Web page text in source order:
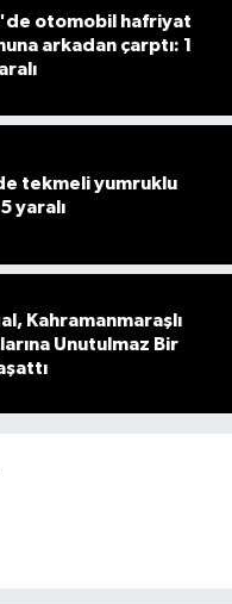
otomobil hafriyat
arkadan çarptı: 1
tekmeli yumruklu
yaralı
Kahramanmaraşlı
Unutulmaz Bir